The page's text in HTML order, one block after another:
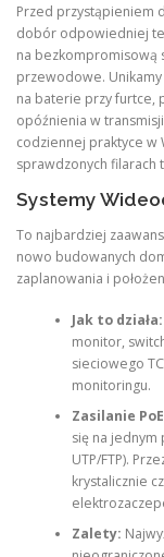
Przed przystąpieniem
dobór odpowiedniej
na bezkompromisową
przewodowe.
na baterie przy furtce,
opóźnienia w
codziennej praktyce w
sprawdzonych filarach
Systemy
To najbardziej
nowo budowanych
zaplanowania i
Jak to działa:
monitor,
sieciowego
monitoringu.
Zasilanie
się na
UTP/FTP).
krystalicznie
Zalety: